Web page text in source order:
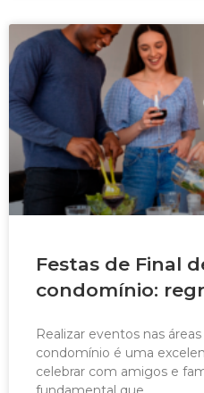
Festas de Final
condomínio:
Realizar eventos nas
condomínio é uma
celebrar com amigos e